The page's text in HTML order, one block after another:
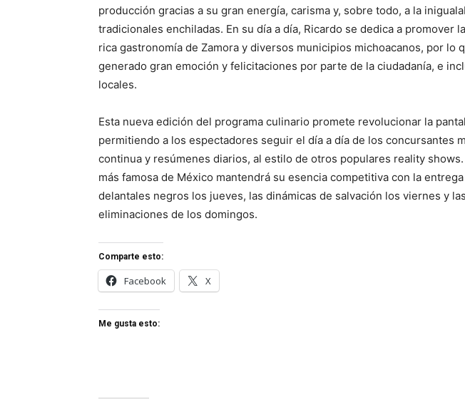
producción gracias a su gran energía, carisma y, sobre todo, a la
tradicionales enchiladas. En su día a día, Ricardo se dedica a promover
rica gastronomía de Zamora y diversos municipios michoacanos, por lo
generado gran emoción y felicitaciones por parte de la ciudadanía, e
locales.
Esta nueva edición del programa culinario promete revolucionar la
permitiendo a los espectadores seguir el día a día de los concursantes
continua y resúmenes diarios, al estilo de otros populares reality
más famosa de México mantendrá su esencia competitiva con la
delantales negros los jueves, las dinámicas de salvación los viernes y
eliminaciones de los domingos.
Comparte esto:
Facebook X
Me gusta esto: